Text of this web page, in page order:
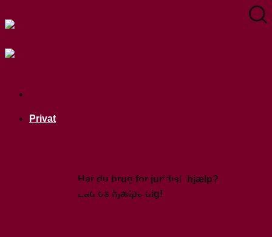
Privat
Har du brug for juridisk hjælp?
Lad os hjælpe dig!
velkommen til